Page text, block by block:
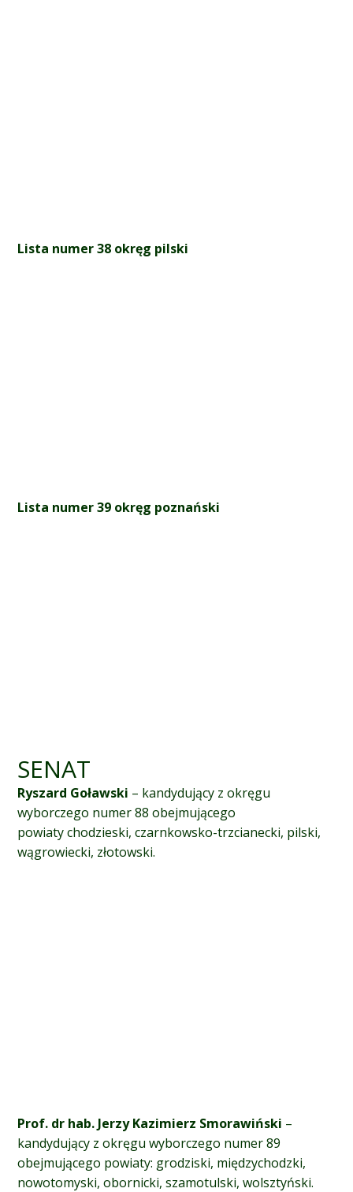
Lista numer 38 okręg pilski
Lista numer 39 okręg poznański
SENAT
Ryszard Goławski – kandydujący z okręgu
wyborczego numer 88 obejmującego
powiaty chodzieski, czarnkowsko-trzcianecki, pilski,
wągrowiecki, złotowski.
Prof. dr hab. Jerzy Kazimierz Smorawiński –
kandydujący z okręgu wyborczego numer 89
obejmującego powiaty: grodziski, międzychodzki,
nowotomyski, obornicki, szamotulski, wolsztyński.